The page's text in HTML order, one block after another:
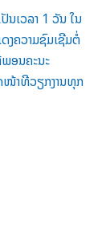
ເວລາ 1 ວັນ ໃນ
ງຄວາມຊົມເຊີມຕໍ່
ອນຄະນະ
າທີວຽກງານທຸກ